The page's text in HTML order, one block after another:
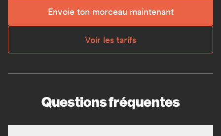
Envoie ton morceau maintenant
Voir les tarifs
Questions fréquentes